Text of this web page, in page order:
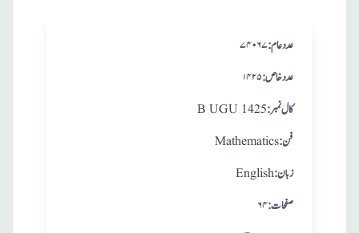
۷۴۰۶۷:عدد عام
۱۴۲۵:عدد خاص
B UGU 1425 :کال نمبر
Mathematics :فن
English:زبان
۶۴:صفحات